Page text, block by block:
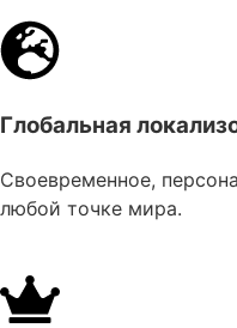
Глобальная
Своевременное,
любой точке мира.